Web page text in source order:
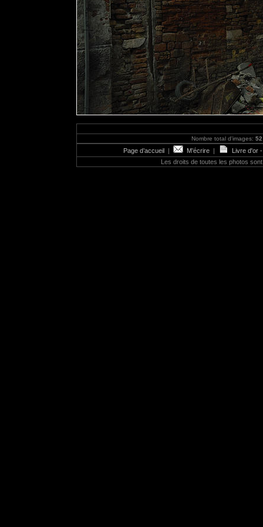
Nombre total d'images: 52
Page d’accueil | M’écrire |
Livre d'or
Les droits de toutes les photos